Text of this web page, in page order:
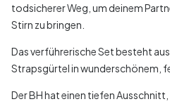
todsicherer Weg, um deinem
Stirn zu bringen.
Das verführerische Set besteht
Strapsgürtel in wunderschönem,
Der BH hat einen tiefen